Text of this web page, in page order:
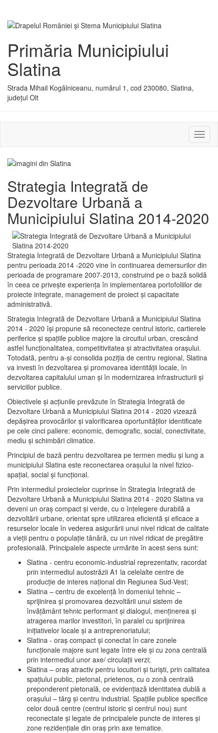
Primăria Municipiului
Slatina
Strada Mihail Kogălniceanu, numărul 1, cod 230080, Slatina,
județul Olt
sau
Strategia Integrată de
Dezvoltare Urbană a
Municipiului Slatina 2014-2020
Strategia Integrată de Dezvoltare Urbană a Municipiului Slatina
pentru perioada 2014 -2020 vine în continuarea demersurilor din
perioada de programare 2007-2013, construind pe o bază solidă
în ceea ce priveşte experienţa în implementarea portofoliilor de
proiecte integrate, management de proiect și capacitate
administrativă.
Strategia Integrată de Dezvoltare Urbană a Municipiului Slatina
2014 - 2020 își propune să reconecteze centrul istoric, cartierele
periferice şi spaţiile publice majore la circuitul urban, crescând
astfel funcţionalitatea, competitivitatea şi atractivitatea oraşului.
Totodată, pentru a-şi consolida poziţia de centru regional, Slatina
va investi în dezvoltarea şi promovarea identităţii locale, în
dezvoltarea capitalului uman şi în modernizarea infrastructurii şi
serviciilor publice.
Obiectivele şi acţiunile prevăzute în Strategia Integrată de
Dezvoltare Urbană a Municipiului Slatina 2014 - 2020 vizează
depășirea provocărilor şi valorificarea oportunităţilor identificate
pe cele cinci paliere: economic, demografic, social, conectivitate,
mediu şi schimbări climatice.
Principiul de bază pentru dezvoltarea pe termen mediu şi lung a
municipiului Slatina este reconectarea oraşului la nivel fizico-
spaţial, social şi funcţional.
Prin intermediul proiectelor cuprinse în Strategia Integrată de
Dezvoltare Urbană a Municipiului Slatina 2014 - 2020 Slatina va
deveni un oraş compact şi verde, cu o înţelegere durabilă a
dezvoltării urbane, orientat spre utilizarea eficientă şi eficace a
resurselor locale în vederea asigurării unui nivel ridicat de calitate
a vieţii pentru o populaţie tânără, cu un nivel ridicat de pregătire
profesională. Principalele aspecte urmărite în acest sens sunt:
Slatina - centru economic-industrial reprezentativ, racordat
prin intermediul autostrăzii A1 la celelalte centre de
producţie de interes naţional din Regiunea Sud-Vest;
Slatina – centru de excelenţă în domeniul tehnic –
sprijinirea şi promovarea dezvoltării unui sistem de
învăţământ tehnic performant şi dialogul, menţinerea şi
atragerea marilor investitori, în paralel cu sprijinirea
iniţiativelor locale şi a antreprenoriatului;
Slatina - oraş compact şi conectat în care zonele
funcţionale majore sunt legate între ele şi cu zona centrală
prin intermediul unor axe/ circulații verzi;
Slatina – oraş atractiv pentru locuitori şi turişti, prin calitatea
spaţiului public, pietonal, prietenos, cu o zonă centrală
preponderent pietonală, ce evidenţiază identitatea dublă a
oraşului – târg şi centru industrial. Spaţiile publice specifice
celor două centre (centrul istoric şi centrul nou) sunt
reconectate şi legate de principalele puncte de interes şi
zone rezidenţiale din oraş prin axe tematice.